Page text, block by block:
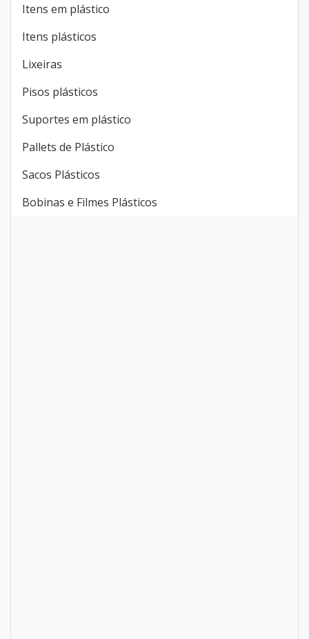
Itens em plástico
Itens plásticos
Lixeiras
Pisos plásticos
Suportes em plástico
Pallets de Plástico
Sacos Plásticos
Bobinas e Filmes Plásticos